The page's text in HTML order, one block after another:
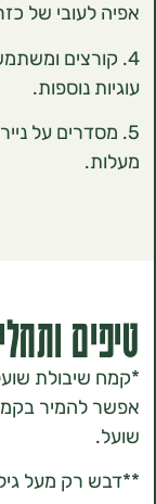
של כזרת.
ומשתמשים
ותחליפים:
שועל ניתן
בקמח שקדים
מעל גיל שנה